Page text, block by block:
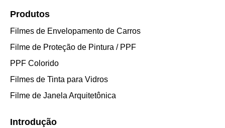
Produtos
Filmes de Envelopamento de Carros
Filme de Proteção de Pintura / PPF
PPF Colorido
Filmes de Tinta para Vidros
Filme de Janela Arquitetônica
Introdução